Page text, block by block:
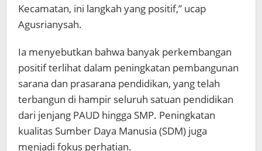
Kecamatan, ini langkah yang positif,” ucap
Agusrianysah.
Ia menyebutkan bahwa banyak perkembangan
positif terlihat dalam peningkatan pembangunan
sarana dan prasarana pendidikan, yang telah
terbangun di hampir seluruh satuan pendidikan
dari jenjang PAUD hingga SMP. Peningkatan
kualitas Sumber Daya Manusia (SDM) juga
menjadi fokus perhatian.